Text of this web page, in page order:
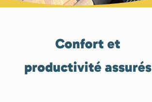
Confort et
productivité assurés